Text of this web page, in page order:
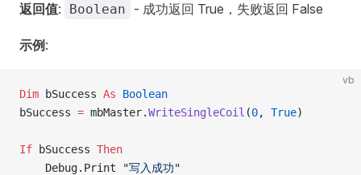
返回值: Boolean - 成功返回 True，失败返回 False
示例 :
vb
Dim bSuccess As Boolean
bSuccess = mbMaster.WriteSingleCoil (0, True)
If bSuccess Then
    Debug.Print
"写入成功"